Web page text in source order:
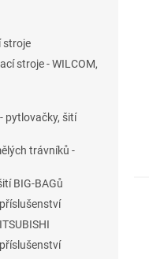
stroje
stroje - WILCOM,
pytlovačky, šití
trávníků -
BIG-BAGů